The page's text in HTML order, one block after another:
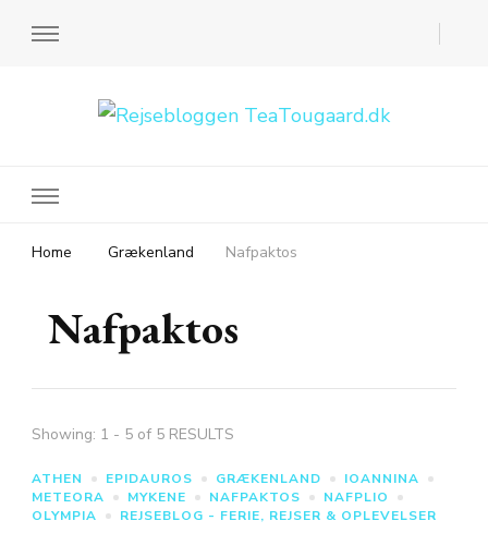
Home Grækenland Nafpaktos
Nafpaktos
Showing: 1 - 5 of 5 RESULTS
ATHEN EPIDAUROS GRÆKENLAND
IOANNINA
METEORA
MYKENE NAFPAKTOS
NAFPLIO
OLYMPIA
REJSEBLOG - FERIE, REJSER & OPLEVELSER